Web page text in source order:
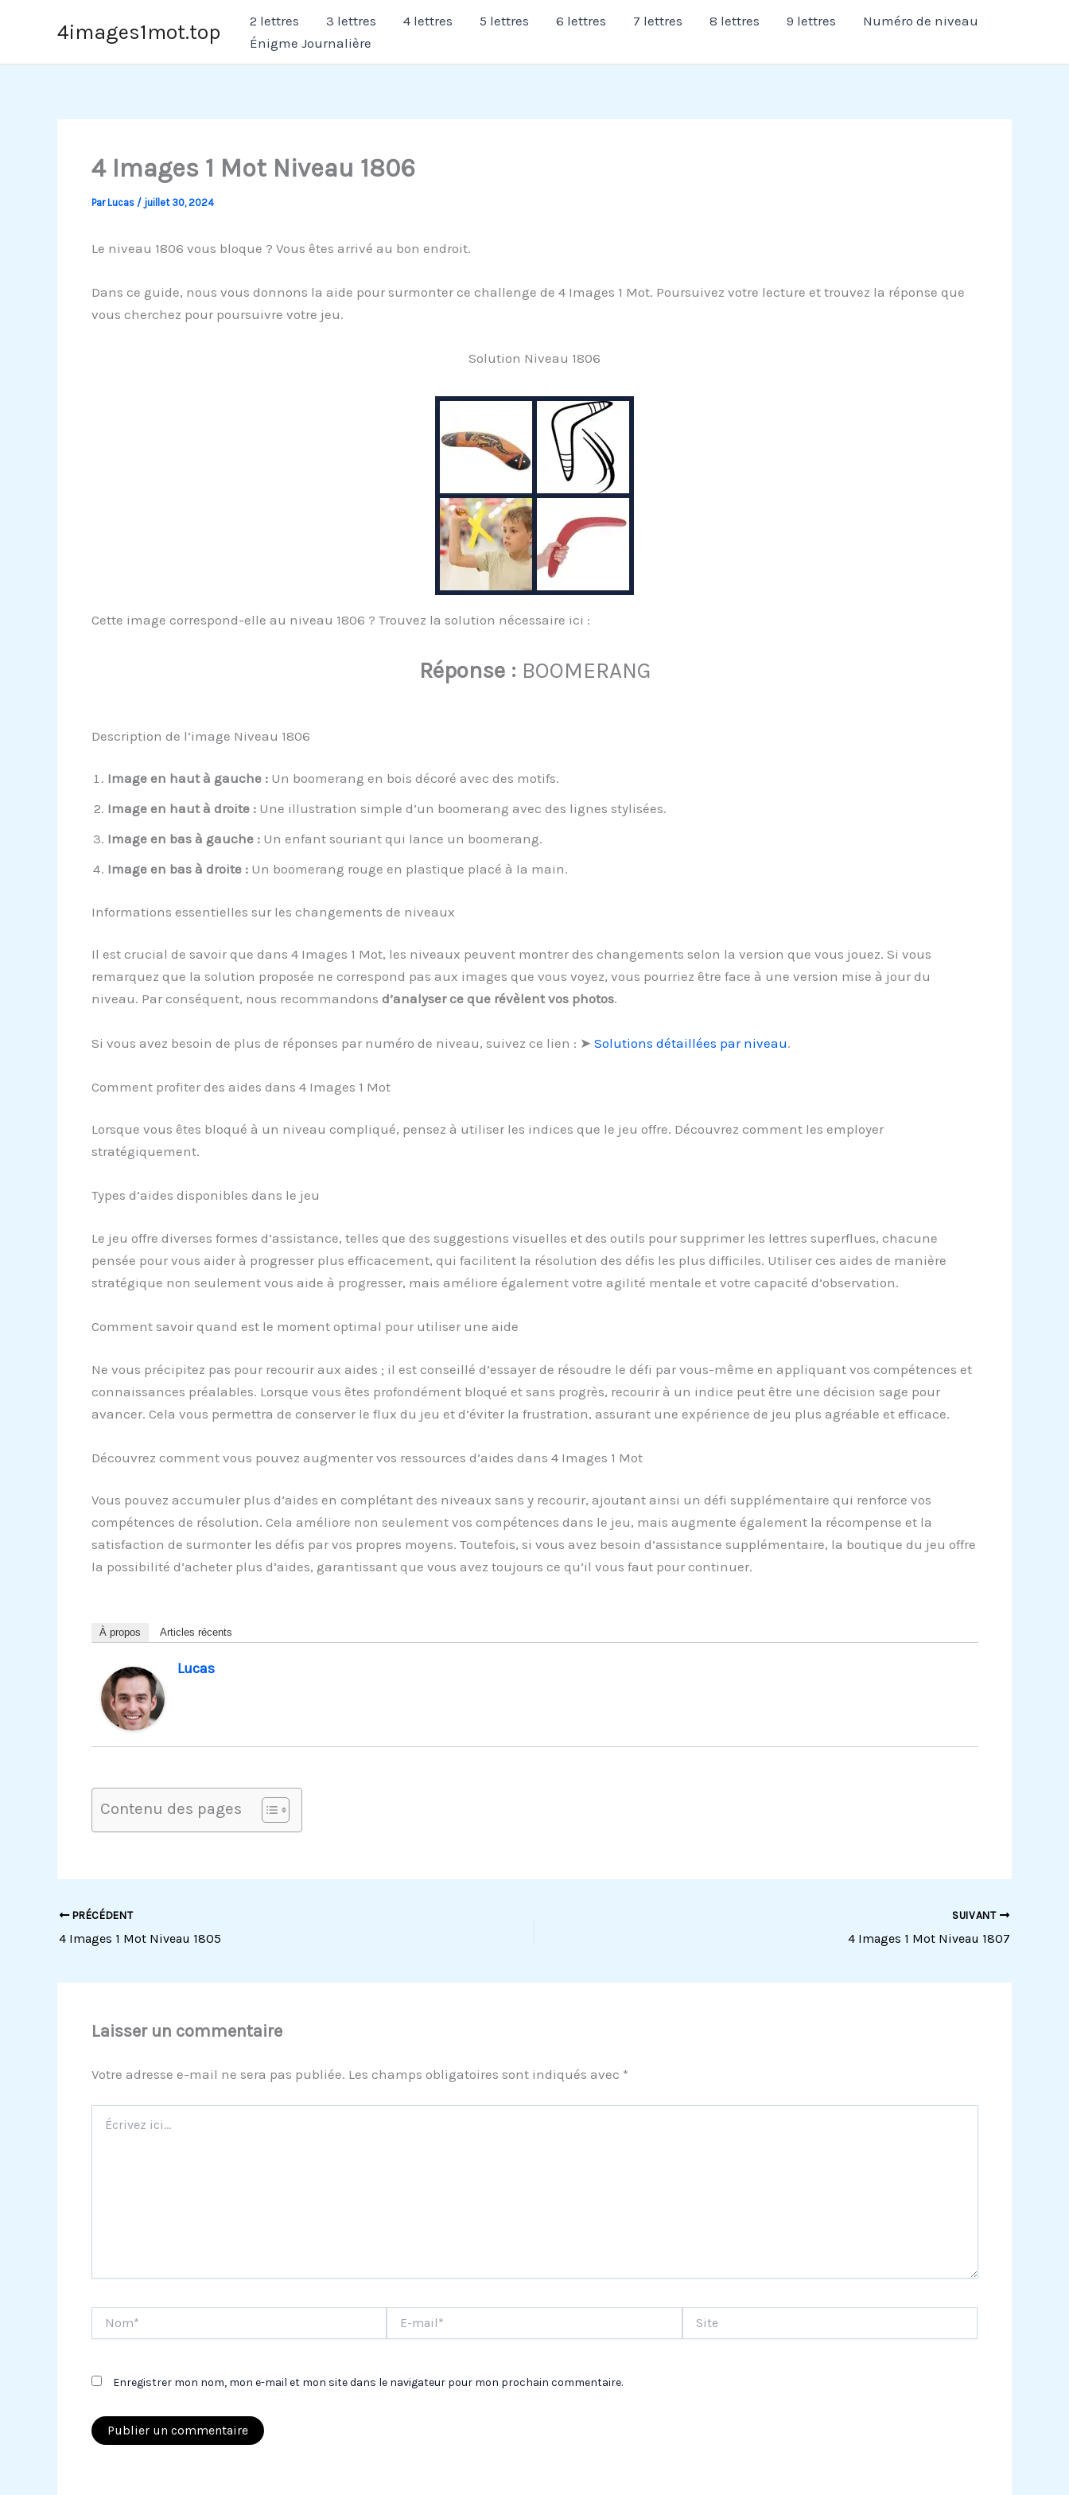
4images1mot.top 2 lettres 3 lettres 4 lettres 5 lettres 6 lettres 7 lettres 8 lettres 9 lettres
Numéro de niveau
Énigme Journalière
4 Images 1 Mot Niveau 1806
ParLucas / juillet 30, 2024
Le niveau 1806 vous bloque ? Vous êtes arrivé au bon endroit.
Dans ce guide, nous vous donnons la aide pour surmonter ce challenge de 4 Images 1 Mot. Poursuivez votre lecture et trouvez la réponse que
vous cherchez pour poursuivre votre jeu.
Solution Niveau 1806
Cette image correspond-elle au niveau 1806 ? Trouvez la solution nécessaire ici :
Réponse : BOOMERANG
Description de l’image Niveau 1806
Image en haut à gauche :Un boomerang en bois décoré avec des motifs.
Image en haut à droite :Une illustration simple d’un boomerang avec des lignes stylisées.
Image en bas à gauche :Un enfant souriant qui lance un boomerang.
Image en bas à droite :Un boomerang rouge en plastique placé à la main.
Informations essentielles sur les changements de niveaux
Il est crucial de savoir que dans 4 Images 1 Mot, les niveaux peuvent montrer des changements selon la version que vous jouez. Si vous
remarquez que la solution proposée ne correspond pas aux images que vous voyez, vous pourriez être face à une version mise à jour du
niveau. Par conséquent, nous recommandons d’analyser ce que révèlent vos photos.
Si vous avez besoin de plus de réponses par numéro de niveau, suivez ce lien : ➤ Solutions détaillées par niveau.
Comment profiter des aides dans 4 Images 1 Mot
Lorsque vous êtes bloqué à un niveau compliqué, pensez à utiliser les indices que le jeu offre. Découvrez comment les employer
stratégiquement.
Types d’aides disponibles dans le jeu
Le jeu offre diverses formes d’assistance, telles que des suggestions visuelles et des outils pour supprimer les lettres superflues, chacune
pensée pour vous aider à progresser plus efficacement, qui facilitent la résolution des défis les plus difficiles. Utiliser ces aides de manière
stratégique non seulement vous aide à progresser, mais améliore également votre agilité mentale et votre capacité d’observation.
Comment savoir quand est le moment optimal pour utiliser une aide
Ne vous précipitez pas pour recourir aux aides ; il est conseillé d’essayer de résoudre le défi par vous-même en appliquant vos compétences et
connaissances préalables. Lorsque vous êtes profondément bloqué et sans progrès, recourir à un indice peut être une décision sage pour
avancer. Cela vous permettra de conserver le flux du jeu et d’éviter la frustration, assurant une expérience de jeu plus agréable et efficace.
Découvrez comment vous pouvez augmenter vos ressources d’aides dans 4 Images 1 Mot
Vous pouvez accumuler plus d’aides en complétant des niveaux sans y recourir, ajoutant ainsi un défi supplémentaire qui renforce vos
compétences de résolution. Cela améliore non seulement vos compétences dans le jeu, mais augmente également la récompense et la
satisfaction de surmonter les défis par vos propres moyens. Toutefois, si vous avez besoin d’assistance supplémentaire, la boutique du jeu offre
la possibilité d’acheter plus d’aides, garantissant que vous avez toujours ce qu’il vous faut pour continuer.
À propos Articles récents
Lucas
Contenu des pages
PRÉCÉDENT
4 Images 1 Mot Niveau 1805
SUIVANT
4 Images 1 Mot Niveau 1807
Laisser un commentaire
Votre adresse e-mail ne sera pas publiée. Les champs obligatoires sont indiqués avec *
ici…
mail*
Enregistrer mon nom, mon e-mail et mon site dans le navigateur pour mon prochain commentaire.